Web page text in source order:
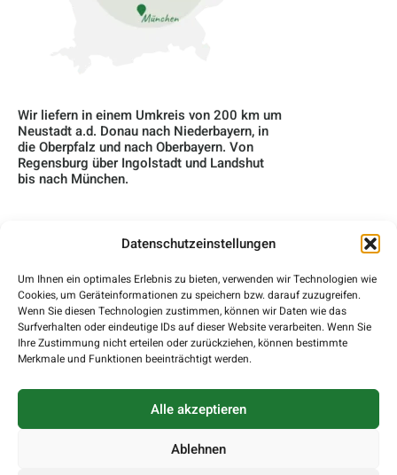
Datenschutzeinstellungen
Um Ihnen ein optimales Erlebnis zu bieten, verwenden wir Technologien wie
Cookies, um Geräteinformationen zu speichern bzw. darauf zuzugreifen.
Wenn Sie diesen Technologien zustimmen, können wir Daten wie das
Surfverhalten oder eindeutige IDs auf dieser Website verarbeiten. Wenn Sie
Ihre Zustimmung nicht erteilen oder zurückziehen, können bestimmte
Merkmale und Funktionen beeinträchtigt werden.
Alle akzeptieren
Ablehnen
Wir liefern in einem Umkreis von 200 km um
Neustadt a.d. Donau nach Niederbayern, in
die Oberpfalz und nach Oberbayern. Von
Regensburg über Ingolstadt und Landshut
bis nach München.
Über Uns
Blog